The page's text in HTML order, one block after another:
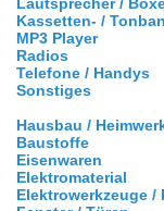
Kassetten- /
MP3 Player
Radios
Telefone / Handys
Sonstiges
Hausbau /
Baustoffe
Eisenwaren
Elektromaterial
Elektrowerkzeuge